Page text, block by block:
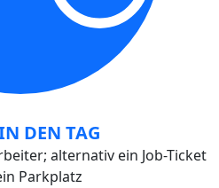
DEN TAG
alternativ ein Job-Ticket
Parkplatz